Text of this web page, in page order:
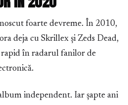
foarte devreme. În 2010,
deja cu Skrillex și Zeds Dead,
în radarul fanilor de
independent. Iar șapte ani